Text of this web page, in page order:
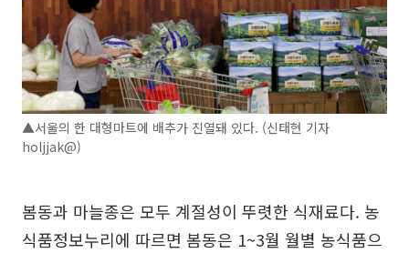
▲서울의 한 대형마트에 배추가 진열돼 있다. (신태현 기자
holjjak@)
봄동과 마늘종은 모두 계절성이 뚜렷한 식재료다. 농
식품정보누리에 따르면 봄동은 1~3월 월별 농식품으